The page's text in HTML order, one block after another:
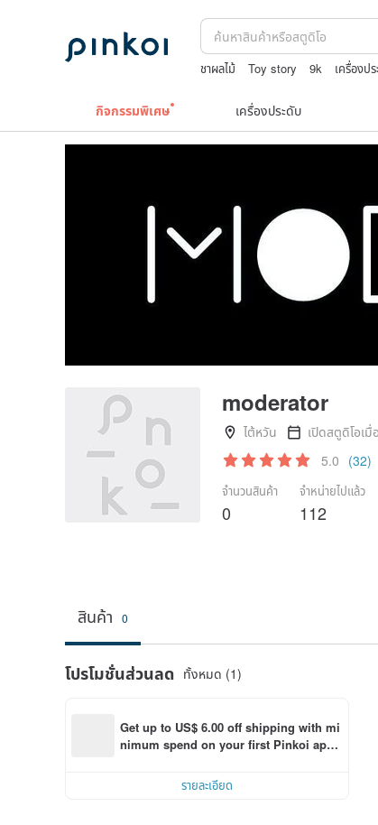
ชาผลไม้ Toy story 9k เครื่องป
กิจกรรมพิเศษ เครื่องประดับ
moderator
ไต้หวัน
เปิดสตูดิโอเ
5.0 (32)
จำนวนสินค้า
0
จำหน่ายไปแล้ว
112
สินค้า 0
โปรโมชั่นส่วนลด ทั้งหมด (1)
Get up to US$ 6.00 off shipping with mi
nimum spend on your first Pinkoi app
รายละเอียด